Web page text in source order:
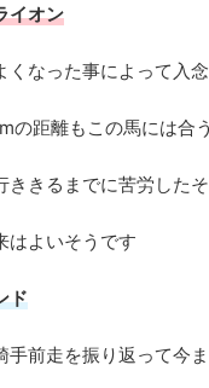
イオン
くなった事によって入
の距離もこの馬には合
ききるまでに苦労した
はよいそうです
ド
手前走を振り返って今